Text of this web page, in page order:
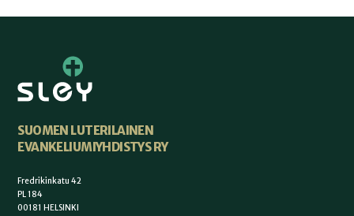
SUOMEN LUTERILAINEN
EVANKELIUMIYHDISTYS RY
Fredrikinkatu 42
PL 184
00181 HELSINKI